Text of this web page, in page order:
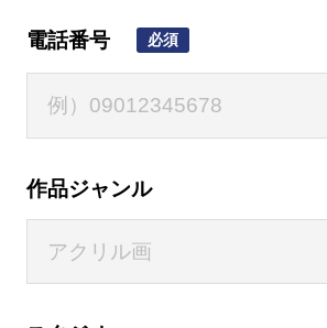
電話番号 必須
作品ジャンル